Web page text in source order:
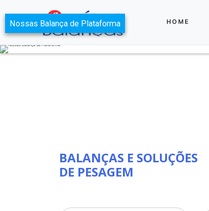
HOME
Nossas Balança de Plataforma
BALANÇAS E SOLUÇÕES
DE PESAGEM